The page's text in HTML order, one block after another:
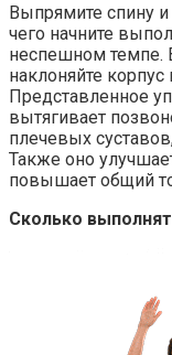
Выпрямите спину
чего начните
неспешном темпе.
наклоняйте
Представленное
вытягивает
плечевых
Также оно
повышает общий
Сколько